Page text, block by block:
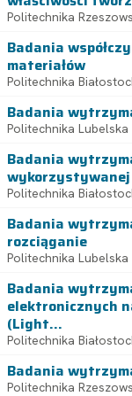
Politechnika
Badania
materiałów
Politechnika
Badania
Politechnika Lubelska
Badania
wykorzystywanej
Politechnika
Badania
rozciąganie
Politechnika Lubelska
Badania
elektronicznych
(Light...
Politechnika
Badania
Politechnika